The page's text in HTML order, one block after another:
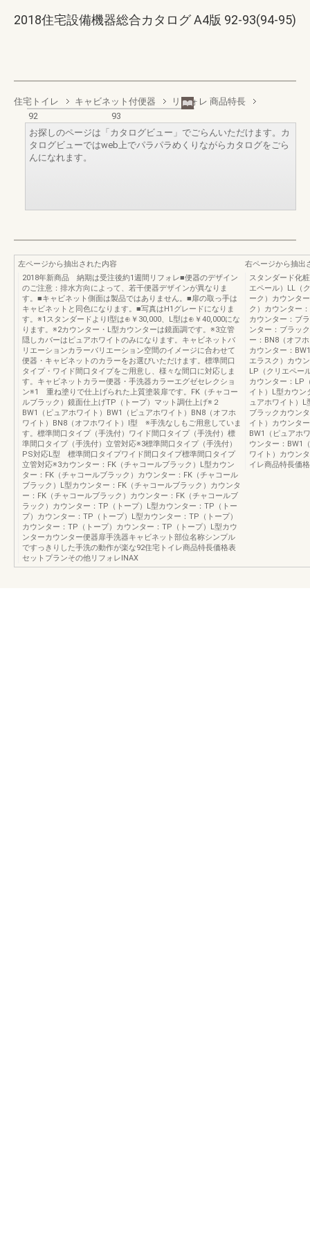
2018住宅設備機器総合カタログ A4版 92-93(94-95)
住宅トイレ キャビネット付便器
リフォレ 商品特長
92
93
お探しのページは「カタログビュー」でごらんいただけます。カ
タログビューではweb上でパラパラめくりながらカタログをごら
んになれます。
左ページから抽出された内容
2018年新商品 納期は受注後約1週間リフォレ■便器のデザイン
のご注意：排水方向によって、若干便器デザインが異なりま
す。■キャビネット側面は製品ではありません。■扉の取っ手は
キャビネットと同色になります。■写真はH1グレードになりま
す。※1スタンダードよりⅠ型は⊕￥30,000、L型は⊕￥40,000にな
ります。※2カウンター・L型カウンターは鏡面調です。※3立管
隠しカバーはピュアホワイトのみになります。キャビネットバ
リエーションカラーバリエーション空間のイメージに合わせて
便器・キャビネットのカラーをお選びいただけます。標準間口
タイプ・ワイド間口タイプをご用意し、様々な間口に対応しま
す。キャビネットカラー便器・手洗器カラーエグゼセレクショ
ン※1 重ね塗りで仕上げられた上質塗装扉です。FK（チャコー
ルブラック）鏡面仕上げTP（トープ）マット調仕上げ※２
BW1（ピュアホワイト）BW1（ピュアホワイト）BN8（オフホ
ワイト）BN8（オフホワイト）Ⅰ型 ※手洗なしもご用意していま
す。標準間口タイプ（手洗付）ワイド間口タイプ（手洗付）標
準間口タイプ（手洗付）立管対応※3標準間口タイプ（手洗付）
PS対応L型 標準間口タイプワイド間口タイプ標準間口タイプ
立管対応※3カウンター：FK（チャコールブラック）L型カウン
ター：FK（チャコールブラック）カウンター：FK（チャコール
ブラック）L型カウンター：FK（チャコールブラック）カウンタ
ー：FK（チャコールブラック）カウンター：FK（チャコールブ
ラック）カウンター：TP（トープ）L型カウンター：TP（トー
プ）カウンター：TP（トープ）L型カウンター：TP（トープ）
カウンター：TP（トープ）カウンター：TP（トープ）L型カウ
ンターカウンター便器扉手洗器キャビネット部位名称シンプル
ですっきりした手洗の動作が楽な92住宅トイレ商品特長価格表
セットプランその他リフォレINAX
右ページから抽出
スタンダード化
エペール）LL（
ーク）カウンタ
ク）カウンター
カウンター：ブ
ンター：ブラッ
ー：BN8（オフ
カウンター：
エラスク）カウ
LP（クリエペー
カウンター：LP
イト）L型カウン
ュアホワイト）L
ブラックカウン
イト）カウンタ
BW1（ピュアホ
ウンター：BW1
ワイト）カウン
イレ商品特長価